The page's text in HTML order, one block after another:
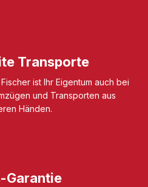
Transporte
ist Ihr Eigentum auch bei
und Transporten aus
Händen.
Garantie